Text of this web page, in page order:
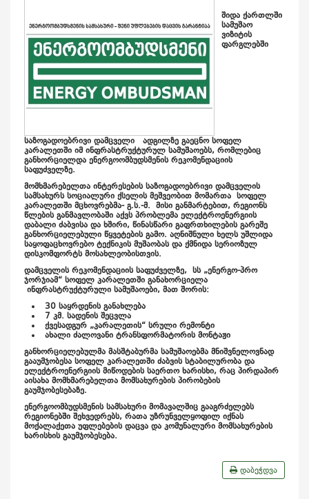
შიდა ქართლში
სამუშაო
ვიზიტის
ფარგლებში
საზოგადოებრივი დამცველი ადგილზე გაეცნო სოფელ
კარალეთში იმ ინფრასტრუქტურულ სამუშაოებს, რომლებიც
განხორციელდა ენერგოომბუდსმენის რეკომენდაციის
საფუძველზე.
მომხმარებელთა ინტერესების საზოგადოებრივი დამცველის
სამსახურს სოციალური ქსელის მეშვეობით მომართა სოფელ
კარალეთში მცხოვრებმა- გ.ს.-მ. მისი განმარტებით, რეგიონს
წლების განმავლობაში აქვს პრობლემა ელექტროენერგიის
დაბალი ძაბვისა და ხშირი, წინასწარი გაფრთხილების გარეშე
განხორციელებული წყვეტების გამო. აღნიშნული ხელს უშლიდა
საყოფაცხოვრებო ტექნიკის მუშაობას და ქმნიდა სერიოზულ
დისკომფორტს მოსახლეობისთვის.
დამცველის რეკომენდაციის საფუძველზე, სს „ენერგო-პრო
ჯორჯიამ“ სოფელ კარალეთში განახორციელა
ინფრასტრუქტურული სამუშაოები, მათ შორის:
30 საყრდენის განახლება
7 კმ. სადენის შეცვლა
ქვესადგურ „კარალეთის“ სრული რემონტი
ახალი ძალოვანი ტრანსფორმატორის მონტაჟი
განხორციელებულმა მასშტაბურმა სამუშაოებმა მნიშვნელოვნად
გააუმჯობესა სოფელ კარალეთში ძაბვის სტაბილურობა და
ელექტროენერგიის მიწოდების საერთო ხარისხი, რაც პირდაპირ
აისახა მომხმარებელთა მომსახურების პირობების
გაუმჯობესებაზე.
ენერგოომბუდსმენის სამსახური მომავალშიც გააგრძელებს
რეგიონებში შეხვედრებს, რათა უზრუნველყოფილ იქნას
მოქალაქეთა უფლებების დაცვა და კომუნალური მომსახურების
ხარისხის გაუმჯობესება.
დაბეჭდვა